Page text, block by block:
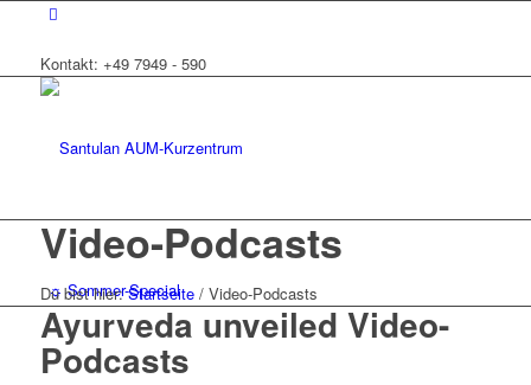
Kontakt: +49 7949 - 590
☼ Sommer-Special
Video-Podcasts
Du bist hier: Startseite / Video-Podcasts
Ayurveda unveiled Video-
Podcasts